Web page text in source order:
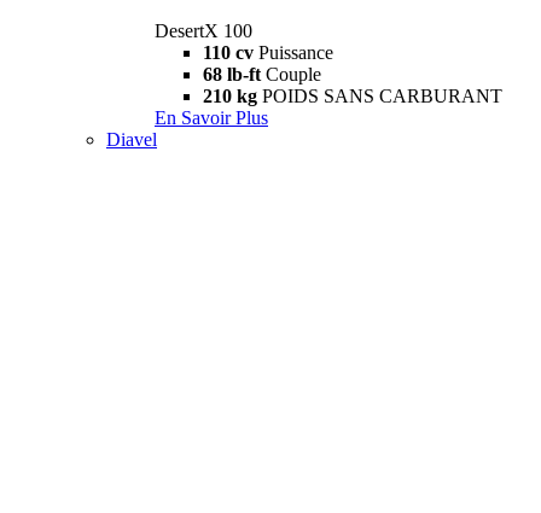
DesertX 100
110 cv Puissance
68 lb-ft Couple
210 kg POIDS SANS CARBURANT
En Savoir Plus
Diavel